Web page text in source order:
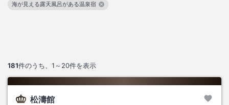
181件のうち、 1～20件を表示
海が見える露天風呂がある温泉宿
この絞り込み条件を解除
松濤館